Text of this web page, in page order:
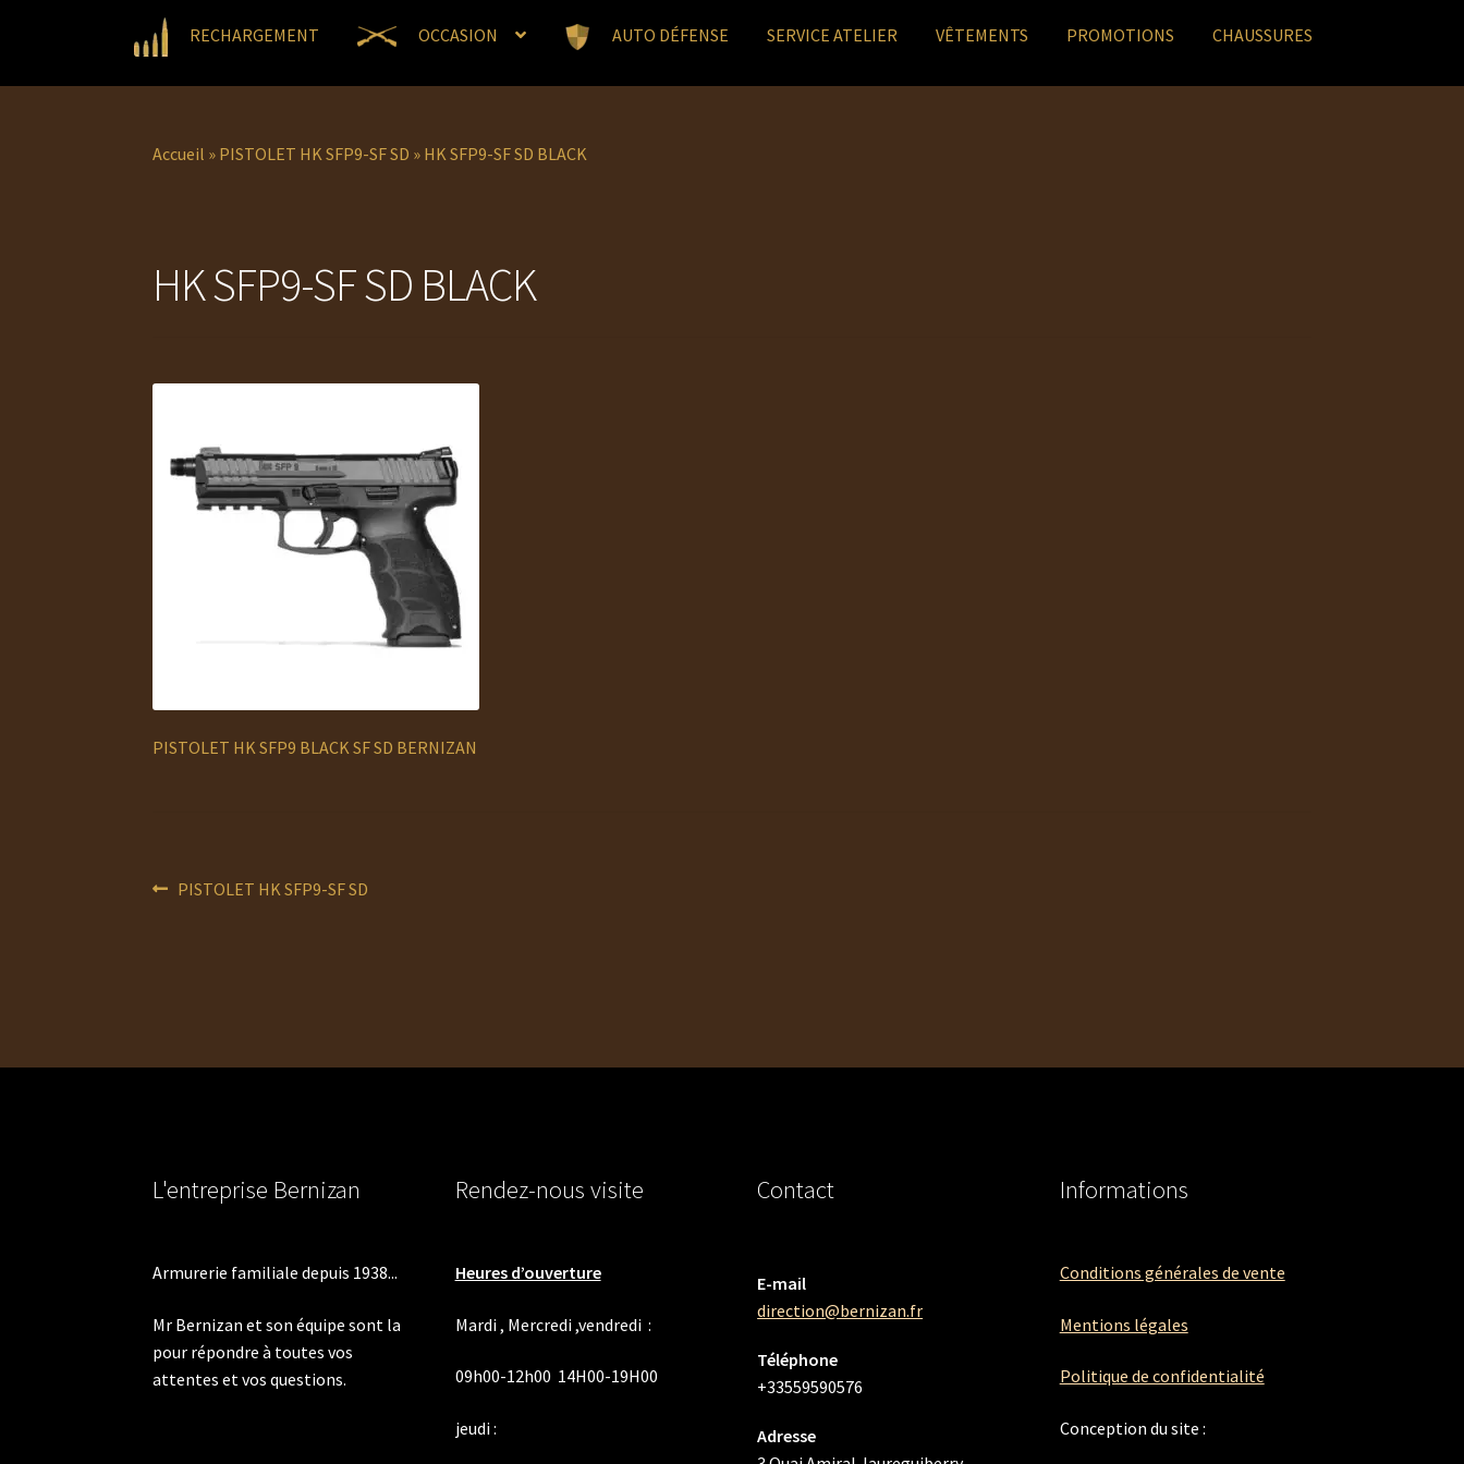
RECHARGEMENT OCCASION AUTO DÉFENSE SERVICE ATELIER VÊTEMENTS PROMOTIONS CHAUSSURES
Accueil » PISTOLET HK SFP9-SF SD » HK SFP9-SF SD BLACK
HK SFP9-SF SD BLACK
PISTOLET HK SFP9 BLACK SF SD BERNIZAN
Navigation
Article
PISTOLET HK SFP9-SF SD
L'entreprise Bernizan
Armurerie familiale depuis 1938...
Mr Bernizan et son équipe sont la
pour répondre à toutes vos
attentes et vos questions.
Rendez-nous visite
Heures d’ouverture
Mardi , Mercredi ,vendredi :
09h00-12h00 14H00-19H00
jeudi :
Contact
E-mail
direction@bernizan.fr
Téléphone
+33559590576
Adresse
Informations
Conditions générales de vente
Mentions légales
Politique de confidentialité
Conception du site :